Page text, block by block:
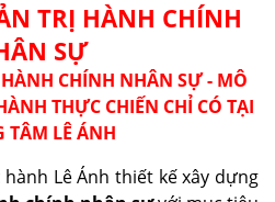
TRỊ HÀNH CHÍNH
SỰ
CHÍNH NHÂN SỰ - MÔ
THỰC CHIẾN CHỈ CÓ TẠI
TÂM LÊ ÁNH
Lê Ánh thiết kế xây dựng